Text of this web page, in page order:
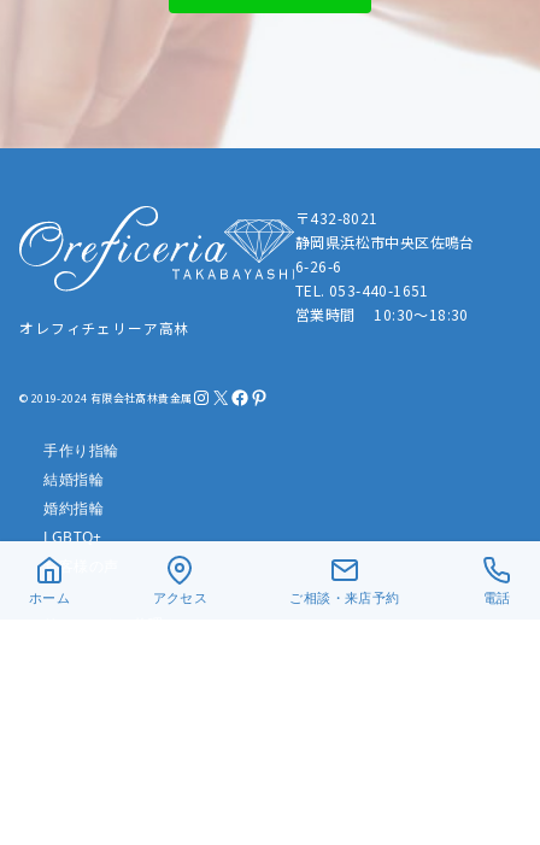
オレフィチェリーア高林
〒432-8021
静岡県浜松市中央区佐鳴台
6-26-6
TEL. 053-440-1651
営業時間 10:30～18:30
© 2019-2024 有限会社髙林貴金属InstagramX Facebook Pinterest
手作り指輪
結婚指輪
婚約指輪
LGBTQ+
お客様の声
ホーム アクセス ご相談・来店予約 電話